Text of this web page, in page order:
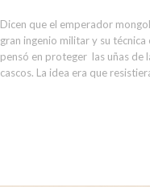
Dicen que el emperador
gran ingenio militar y su
pensó en proteger las uñas de
cascos. La idea era que